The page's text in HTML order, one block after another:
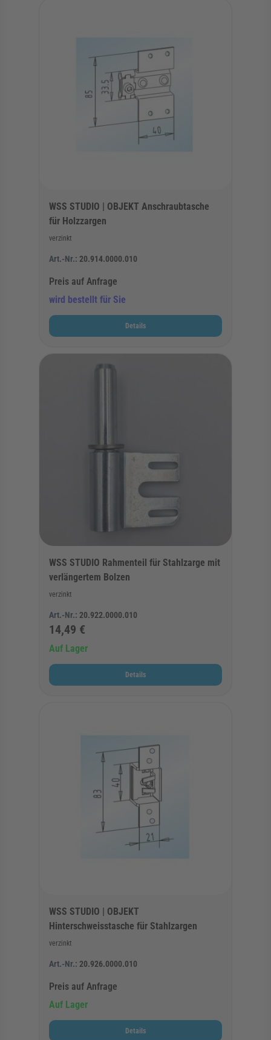
WSS STUDIO | OBJEKT Anschraubtasche
für Holzzargen
verzinkt
Art.-Nr.: 20.914.0000.010
Preis auf Anfrage
wird bestellt für Sie
Details
WSS STUDIO Rahmenteil für Stahlzarge mit
verlängertem Bolzen
verzinkt
Art.-Nr.: 20.922.0000.010
14,49 €
Auf Lager
Details
WSS STUDIO | OBJEKT
Hinterschweisstasche für Stahlzargen
verzinkt
Art.-Nr.: 20.926.0000.010
Preis auf Anfrage
Auf Lager
Details